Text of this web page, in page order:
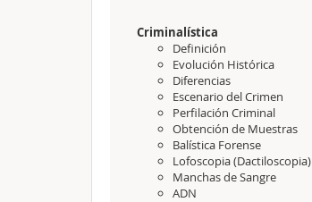
Criminalística
Definición
Evolución Histórica
Diferencias
Escenario del Crimen
Perfilación Criminal
Obtención de Muestras
Balística Forense
Lofoscopia (Dactiloscopia)
Manchas de Sangre
ADN